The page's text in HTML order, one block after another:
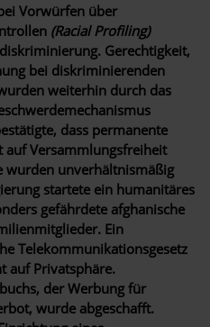
Vorwürfen über
(Racial Profiling)
Gerechtigkeit,
bei diskriminierenden
weiterhin durch das
dass permanente
auf Versammlungsfreiheit
wurden unverhältnismäßig
startete ein humanitäres
gefährdete afghanische
Ein
Telekommunikationsgesetz
auf Privatsphäre.
der Werbung für
wurde abgeschafft.